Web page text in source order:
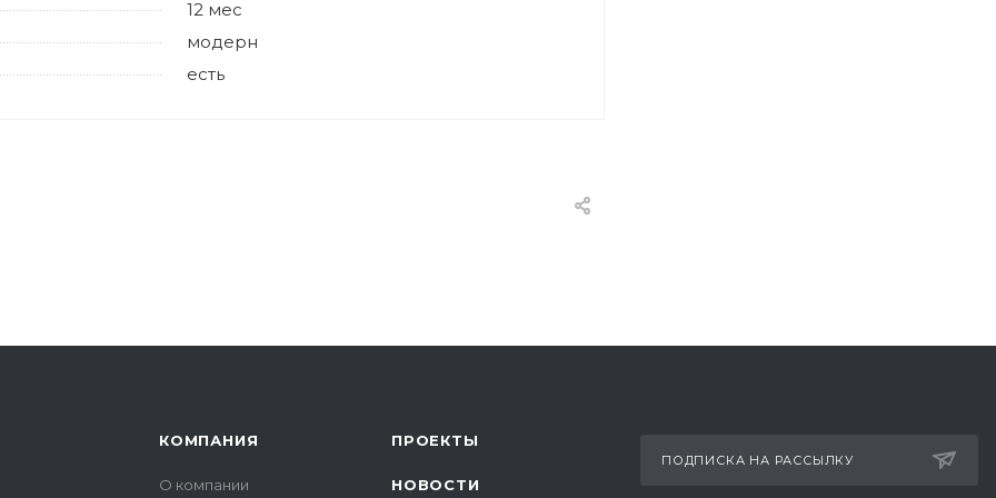
12 мес
модерн
есть
КОМПАНИЯ
О компании
ПРОЕКТЫ
НОВОСТИ
ПОДПИСКА НА РАССЫЛКУ